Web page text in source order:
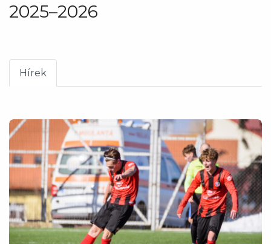
2025–2026
Hírek